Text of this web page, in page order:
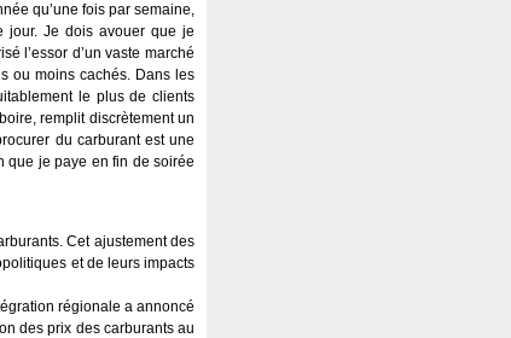
qu’une fois par semaine,
jour. Je dois avouer que je
l’essor d’un vaste marché
ou moins cachés. Dans les
le plus de clients
remplit discrètement un
du carburant est une
que je paye en fin de soirée
Cet ajustement des
et de leurs impacts
régionale a annoncé
des prix des carburants au